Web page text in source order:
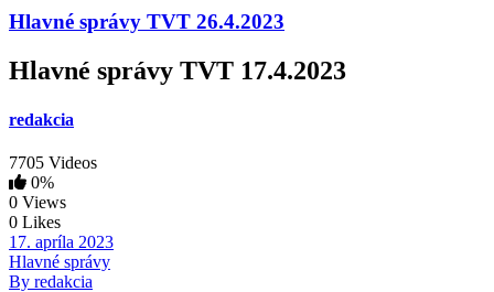
Hlavné správy TVT 26.4.2023
Hlavné správy TVT 17.4.2023
redakcia
7705 Videos
0%
0 Views
0 Likes
17. apríla 2023
Hlavné správy
By redakcia